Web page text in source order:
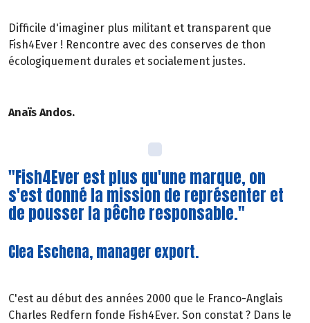
Difficile d'imaginer plus militant et transparent que
Fish4Ever ! Rencontre avec des conserves de thon
écologiquement durales et socialement justes.
Anaïs Andos.
"Fish4Ever est plus qu'une marque, on
s'est donné la mission de représenter et
de pousser la pêche responsable."
Clea Eschena, manager export.
C'est au début des années 2000 que le Franco-Anglais
Charles Redfern fonde Fish4Ever. Son constat ? Dans le